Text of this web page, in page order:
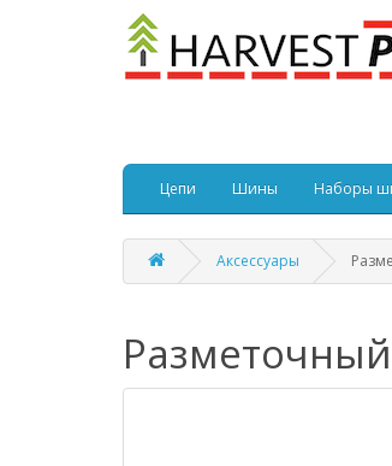
Цепи Шины Наборы
Аксессуары